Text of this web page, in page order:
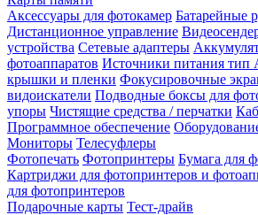
Аксессуары для фотокамер Батарейные
Дистанционное управление
устройства Сетевые адаптеры
фотоаппаратов Источники питания тип
крышки и пленки Фокусировочные
видоискатели Подводные боксы для
упоры Чистящие средства / перчатки
Программное обеспечение
Мониторы Телесуфлеры
Фотопечать Фотопринтеры Бумага для
Картриджи для фотопринтеров и
для фотопринтеров
Подарочные карты Тест-драйв